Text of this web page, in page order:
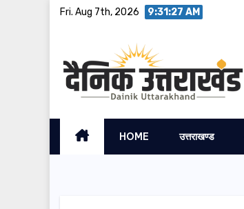
Fri. Aug 7th, 2026 9:31:27 AM
HOME उत्तराखण्ड